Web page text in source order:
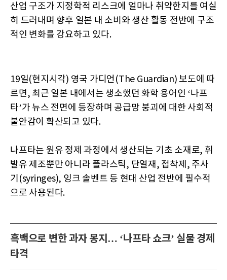
산업 구조가 지정학적 리스크에 얼마나 취약한지를 여실
히 드러내며 향후 일본 내 소비와 생산 활동 전반에 구조
적인 변화를 강요하고 있다.
19일(현지시각) 영국 가디언(The Guardian) 보도에 따
르면, 최근 일본 내에서는 생소했던 화학 용어인 ‘나프
타’가 뉴스 전면에 등장하며 공급망 붕괴에 대한 사회적
불안감이 확산되고 있다.
나프타는 원유 정제 과정에서 생산되는 기초 소재로, 휘
발유 제조뿐만 아니라 플라스틱, 단열재, 접착제, 주사
기(syringes), 잉크 솔벤트 등 현대 산업 전반에 필수적
으로 사용된다.
흑백으로 변한 과자 봉지… ‘나프타 쇼크’ 실물 경제
타격